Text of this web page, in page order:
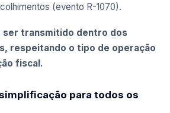
(evento R-1070).
ser transmitido dentro dos
respeitando o tipo de operação
fiscal.
para todos os